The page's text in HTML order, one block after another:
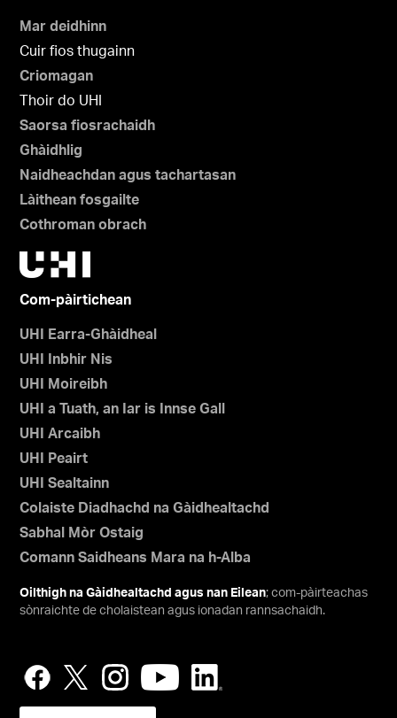
Mar deidhinn
Cuir fios thugainn
Criomagan
Thoir do UHI
Saorsa fiosrachaidh
Ghàidhlig
Naidheachdan agus tachartasan
Làithean fosgailte
Cothroman obrach
Com-pàirtichean
UHI Earra-Ghàidheal
UHI Inbhir Nis
UHI Moireibh
UHI a Tuath, an Iar is Innse Gall
UHI Arcaibh
UHI Peairt
UHI Sealtainn
Colaiste Diadhachd na Gàidhealtachd
Sabhal Mòr Ostaig
Comann Saidheans Mara na h-Alba
Oilthigh na Gàidhealtachd agus nan Eilean; com-pàirteachas
sònraichte de cholaistean agus ionadan rannsachaidh.